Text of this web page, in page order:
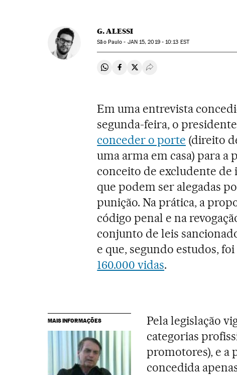
G. ALESSI
São Paulo - JAN15, 2019 - 10:13 EST
Compartir en Whatsapp
Compartir en Facebook
Compartir en Twitter
Desplegar Redes Sociales
Em uma entrevista
segunda-feira, o
conceder o porte (direito
uma arma em casa) para a
conceito de excludente de
que podem ser alegadas
punição. Na prática, a
código penal e na
conjunto de leis
e que, segundo estudos,
160.000 vidas.
MAIS INFORMAÇÕES
Pela legislação
categorias
promotores), e a
concedida